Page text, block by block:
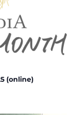
(online)